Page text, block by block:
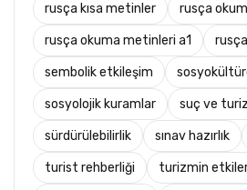
rusça kısa metinler rusça
rusça okuma metinleri a1
sembolik etkileşim
sosyolojik kuramlar suç ve
sürdürülebilirlik sınav hazırlık
turist rehberliği turizmin